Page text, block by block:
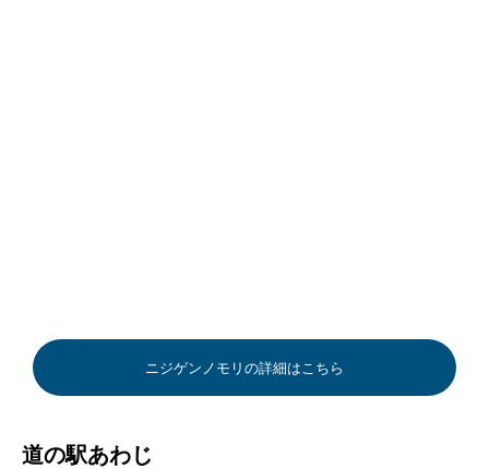
ニジゲンノモリの詳細はこちら
道の駅あわじ